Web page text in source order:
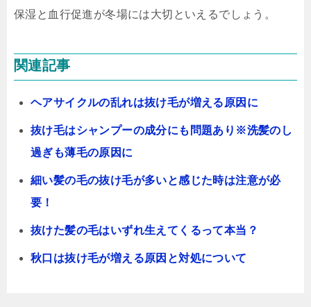
保湿と血行促進が冬場には大切といえるでしょう。
関連記事
ヘアサイクルの乱れは抜け毛が増える原因に
抜け毛はシャンプーの成分にも問題あり※洗髪のし
過ぎも薄毛の原因に
細い髪の毛の抜け毛が多いと感じた時は注意が必
要！
抜けた髪の毛はいずれ生えてくるって本当？
秋口は抜け毛が増える原因と対処について